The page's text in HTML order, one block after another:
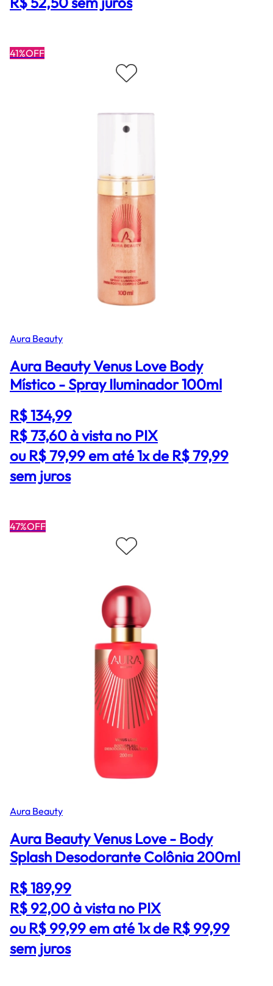
41%OFF
Aura Beauty
Aura Beauty Venus Love Body
Místico - Spray Iluminador 100ml
R$ 134,99
R$ 73,60à vista no PIX
ou R$ 79,99 em até 1x de R$ 79,99
sem juros
47%OFF
Aura Beauty
Aura Beauty Venus Love - Body
Splash Desodorante Colônia 200ml
R$ 189,99
R$ 92,00à vista no PIX
ou R$ 99,99 em até 1x de R$ 99,99
sem juros